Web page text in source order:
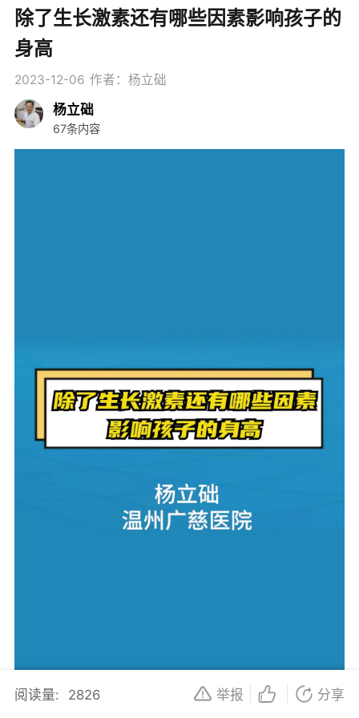
除了生长激素还有哪些因素影响孩子的
身高
2023-12-06 作者：杨立础
杨立础
67条内容
阅读量: 2826 举报 分享